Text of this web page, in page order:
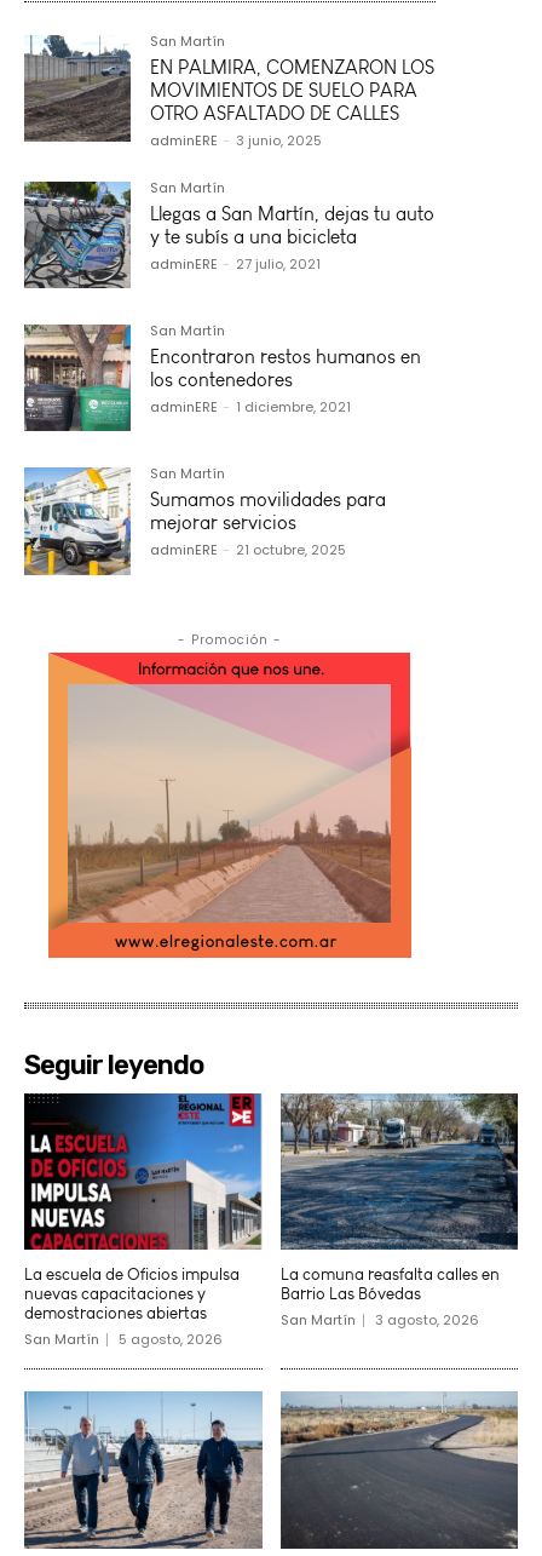
San Martín
EN PALMIRA, COMENZARON LOS
MOVIMIENTOS DE SUELO PARA
OTRO ASFALTADO DE CALLES
adminERE - 3 junio, 2025
San Martín
Llegas a San Martín, dejas tu auto
y te subís a una bicicleta
adminERE - 27 julio, 2021
San Martín
Encontraron restos humanos en
los contenedores
adminERE - 1 diciembre, 2021
San Martín
Sumamos movilidades para
mejorar servicios
adminERE - 21 octubre, 2025
- Promoción -
Seguir leyendo
La escuela de Oficios impulsa
nuevas capacitaciones y
demostraciones abiertas
San Martín 5 agosto, 2026
La comuna reasfalta calles en
Barrio Las Bóvedas
San Martín 3 agosto, 2026